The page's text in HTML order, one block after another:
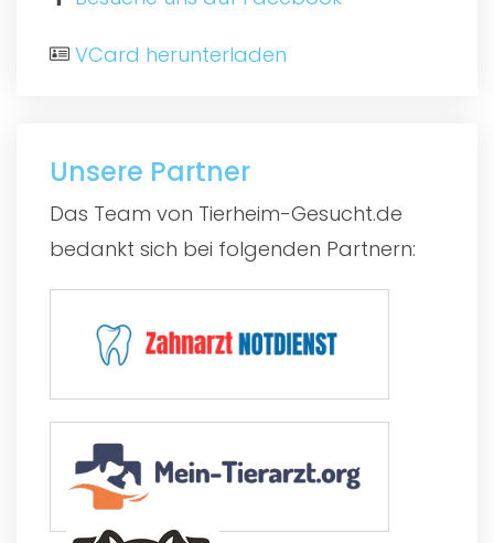
VCard herunterladen
Unsere Partner
Das Team von Tierheim-Gesucht.de
bedankt sich bei folgenden Partnern: